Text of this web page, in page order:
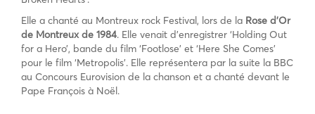
Elle a chanté au Montreux rock Festival, lors de la Rose d’Or
de Montreux de 1984. Elle venait d’enregistrer ‘Holding Out
for a Hero’, bande du film ‘Footlose’ et ‘Here She Comes’
pour le film ‘Metropolis’. Elle représentera par la suite la BBC
au Concours Eurovision de la chanson et a chanté devant le
Pape François à Noël.